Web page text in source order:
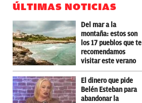
ÚLTIMAS NOTICIAS
Del mar a la
montaña: estos son
los 17 pueblos que te
recomendamos
visitar este verano
El dinero que pide
Belén Esteban para
abandonar la